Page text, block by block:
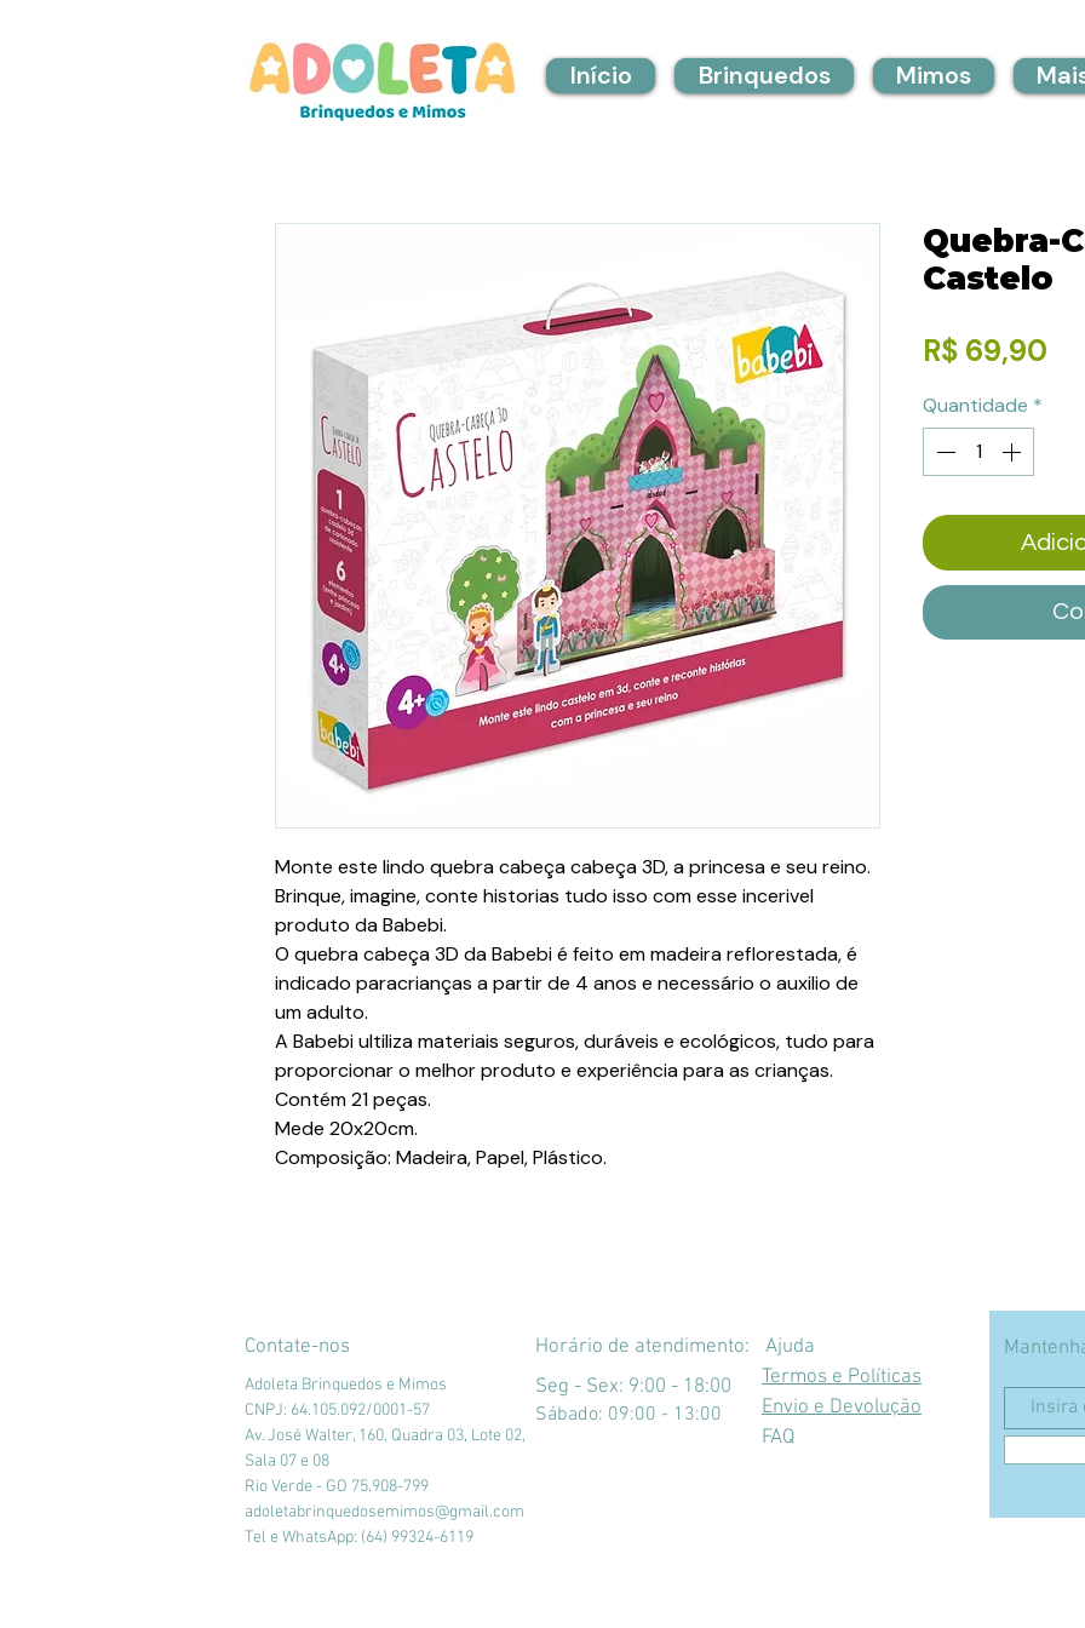
Início Brinquedos Mimos
Monte este lindo quebra cabeça cabeça 3D, a princesa e seu reino.
Brinque, imagine, conte historias tudo isso com esse incerivel
produto da Babebi.
O quebra cabeça 3D da Babebi é feito em madeira reflorestada, é
indicado paracrianças a partir de 4 anos e necessário o auxilio de
um adulto.
A Babebi ultiliza materiais seguros, duráveis e ecológicos, tudo para
proporcionar o melhor produto e experiência para as crianças.
Contém 21 peças.
Mede 20x20cm.
Composição: Madeira, Papel, Plástico.
Quebra-
Castelo
R$ 69,90
Quantidade *
Contate-nos
Adoleta Brinquedos e Mimos
CNPJ: 64.105.092/0001-57
Av. José Walter, 160, Quadra 03, Lote 02,
Sala 07 e 08
Rio Verde - GO 75.908-799
adoletabrinquedosemimos@gmail.com
Tel e WhatsApp: (64) 99324-6119
Horário de atendimento:
Ajuda
Seg - Sex: 9:00 - 18:00
​​Sábado: 09:00 - 13:00
Termos e Políticas
Envio e Devolução
FAQ